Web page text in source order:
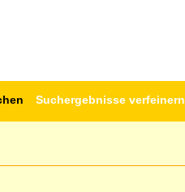
Suchergebnisse verfeinern